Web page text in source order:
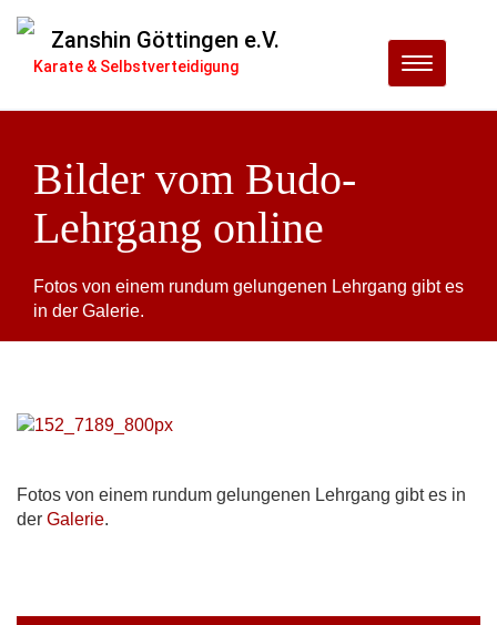
Menu
Zanshin Göttingen e.V.
Karate & Selbstverteidigung
Bilder vom Budo-
Lehrgang online
Fotos von einem rundum gelungenen Lehrgang gibt es
in der Galerie.
Fotos von einem rundum gelungenen Lehrgang gibt es in
der Galerie.